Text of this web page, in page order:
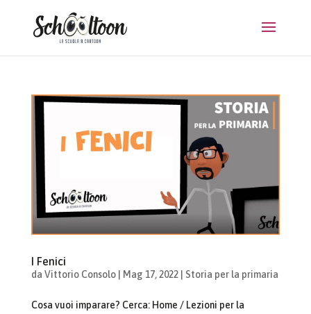
I Fenici
da Vittorio Consolo| Mag 17, 2022| Storia per la primaria
Cosa vuoi imparare? Cerca: Home / Lezioni per la